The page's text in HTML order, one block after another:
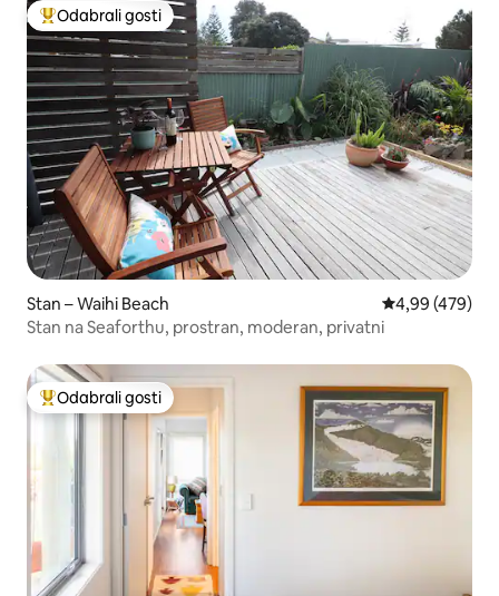
Među najviše rangiranima s oznakom „Odabrali gosti”
Odabrali gosti
Stan – Waihi Beach Prosječna
4,99 (479)
Stan na Seaforthu, prostran, moderan, privatni
Među najviše rangiranima s oznakom „Odabrali gosti”
Odabrali gosti